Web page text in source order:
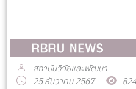
สถาบันวิจัยและพัฒนา
25 ธันวาคม 2567